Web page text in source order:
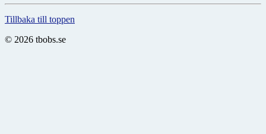
Tillbaka till toppen
© 2026 tbobs.se